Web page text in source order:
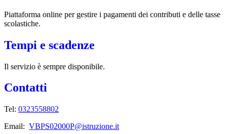
Piattaforma online per gestire i pagamenti dei contributi e delle tasse
scolastiche.
Tempi e scadenze
Il servizio è sempre disponibile.
Contatti
Tel: 0323558802
Email: VBPS02000P@istruzione.it